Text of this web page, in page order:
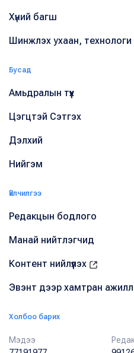
Хүний багш
Шинжлэх ухаан, технологи
Бусад
Амьдралын түүх
Цэгцтэй Сэтгэх
Дэлхий
Нийгэм
Үйлчилгээ
Редакцын бодлого
Манай нийтлэгчид
Контент нийлүүлэх
Эвэнт дээр хамтран
Холбоо барих
Мэдээ